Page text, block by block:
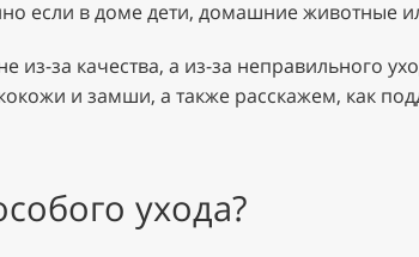
если в доме дети, домашние животные
за качества, а из-за неправильного
и замши, а также расскажем, как
ухода?